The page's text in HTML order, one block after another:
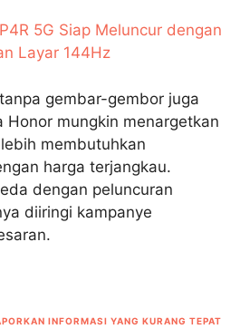
5G Siap Meluncur dengan
Layar 144Hz
gembar-gembor juga
Honor mungkin menargetkan
membutuhkan
harga terjangkau.
dengan peluncuran
diiringi kampanye
INFORMASI YANG KURANG TEPAT